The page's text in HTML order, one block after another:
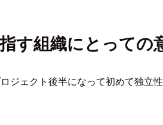
す組織にとっての
ジェクト後半になって初めて独立